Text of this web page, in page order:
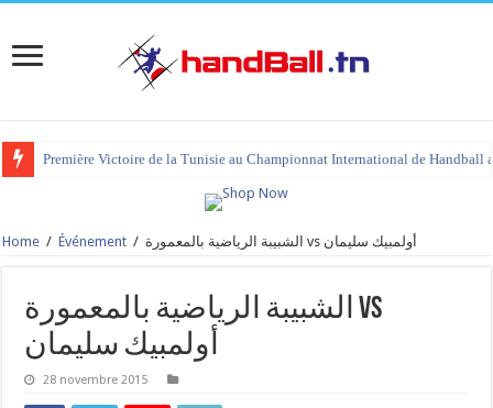
Première Victoire de la Tunisie au Championnat International de Handball
Home / Événement / الشبيبة الرياضية بالمعمورة vs أولمبيك سليمان
الشبيبة الرياضية بالمعمورة vs
أولمبيك سليمان
28 novembre 2015